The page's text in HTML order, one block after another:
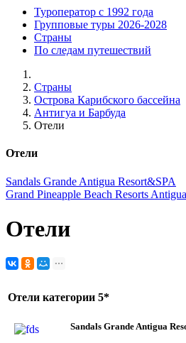
Туроператор с 1992 года
Групповые туры 2026-2028
Страны
По следам путешествий
Страны
Острова Карибского бассейна
Антигуа и Барбуда
Отели
Отели
Sandals Grande Antigua Resort&SPA
Grand Pineapple Beach Resorts Antigua
Отели
Отели категории 5*
Sandals Grande Antigua